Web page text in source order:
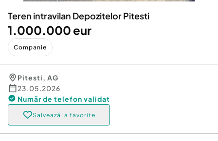
Teren intravilan Depozitelor Pitesti
1.000.000 eur
Companie
Pitesti, AG
23.05.2026
Număr de telefon validat
Salvează la favorite